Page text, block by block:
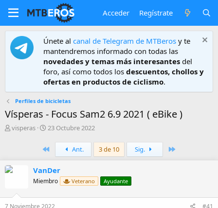
Acceder Regístrate
Únete al canal de Telegram de MTBeros y te
mantendremos informado con todas las
novedades y temas más interesantes del
foro, así como todos los descuentos, chollos y
ofertas en productos de ciclismo.
Perfiles de bicicletas
Vísperas - Focus Sam2 6.9 2021 ( eBike )
A
visperas
F
c
h
d
e
n
i
23 Octubre 2022
PrimeroAnt. 3 de 10 Sig.
VanDer
Miembro Veterano Ayudante
7 Noviembre 2022 #41